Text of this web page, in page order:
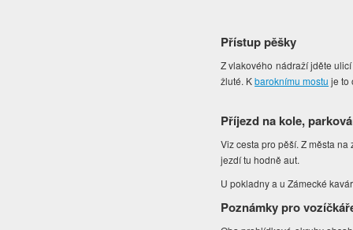
Přístup pěšky
Z vlakového nádraží jděte
žluté. Kbaroknímu mostu je to
Příjezd na kole,
Viz cesta pro pěší. Z města
jezdí tu hodně aut.
U pokladny a u Zámecké
Poznámky pro